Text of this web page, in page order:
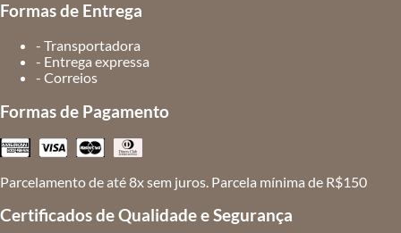
Formas de Entrega
- Transportadora
- Entrega expressa
- Correios
Formas de Pagamento
Parcelamento de até 8x sem juros. Parcela mínima de R$150
Certificados de Qualidade e Segurança